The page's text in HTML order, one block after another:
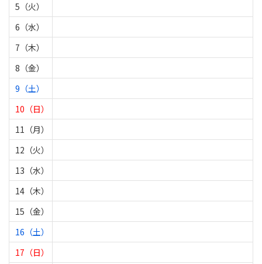
5（火）
6（水）
7（木）
8（金）
9（土）
10（日）
11（月）
12（火）
13（水）
14（木）
15（金）
16（土）
17（日）